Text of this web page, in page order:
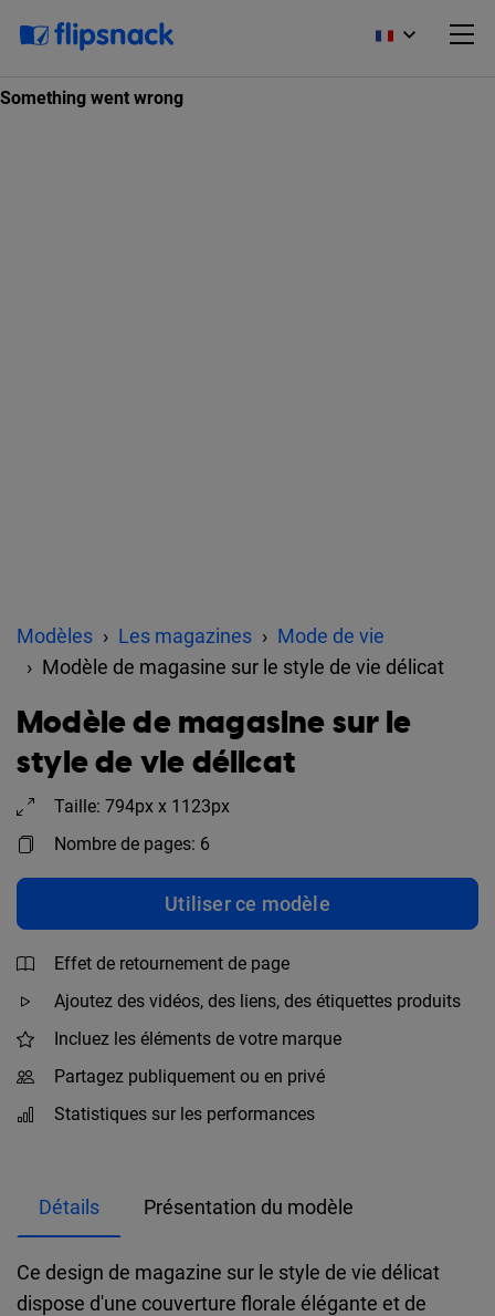
Modèles Les magazines
Mode de vie
Modèle de magasine sur le style de vie délicat
Modèle de magasine sur le
style de vie délicat
Taille: 794px x 1123px
Nombre de pages: 6
Utiliser ce modèle
Effet de retournement de page
Ajoutez des vidéos, des liens, des étiquettes produits
Incluez les éléments de votre marque
Partagez publiquement ou en privé
Statistiques sur les performances
Détails Présentation du modèle
Ce design de magazine sur le style de vie délicat
dispose d'une couverture florale élégante et de